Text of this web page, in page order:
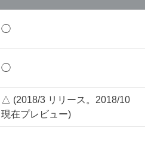
◯
◯
△ (2018/3 リリース。2018/10
現在プレビュー)